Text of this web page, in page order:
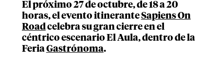
El próximo 27 de octubre, de 18 a 20
horas, el evento itineranteSapiens On
Roadcelebra su gran cierre en el
céntrico escenario El Aula, dentro de la
FeriaGastrónoma.